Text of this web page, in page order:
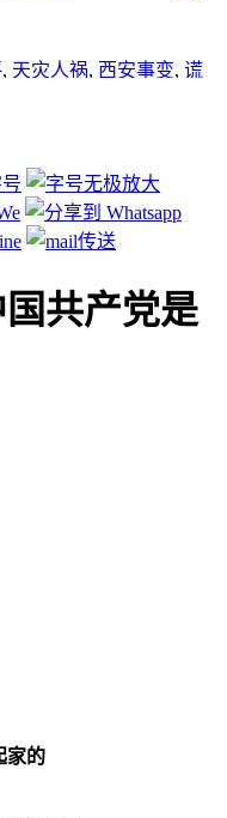
, 天灾人祸, 西安事变, 谎
国共产党是
家的